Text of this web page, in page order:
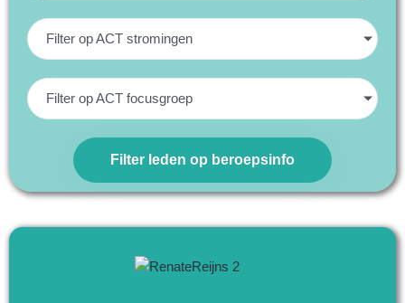
Filter op ACT stromingen
Filter op ACT focusgroep
Filter leden op beroepsinfo